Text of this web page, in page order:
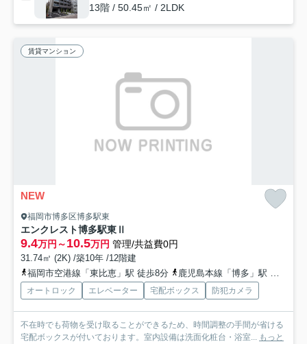
13階 / 50.45㎡ / 2LDK
賃貸マンション
NEW
福岡市博多区博多駅東
エンクレスト博多駅東Ⅱ
9.4万円～10.5万円 管理/共益費0円
31.74㎡ (2K) /築10年 /12階建
福岡市空港線「東比恵」駅 徒歩8分
鹿児島本線「博多」駅 徒歩12分
オートロック エレベーター 宅配ボックス 防犯カメラ
不在時でも荷物を受け取ることができるため、時間調整の手間が省ける
宅配ボックスが付いております。室内設備は洗面化粧台・浴室... もっと